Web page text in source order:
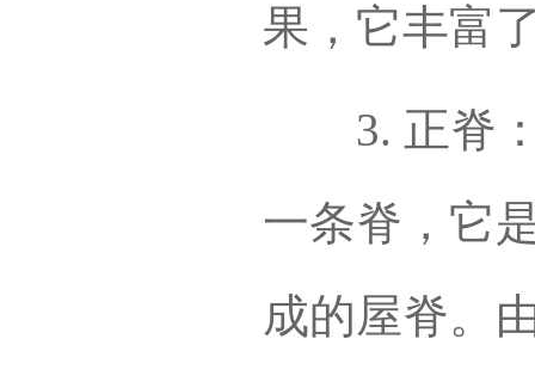
果，它丰富
3. 正脊：
一条脊，它
成的屋脊。